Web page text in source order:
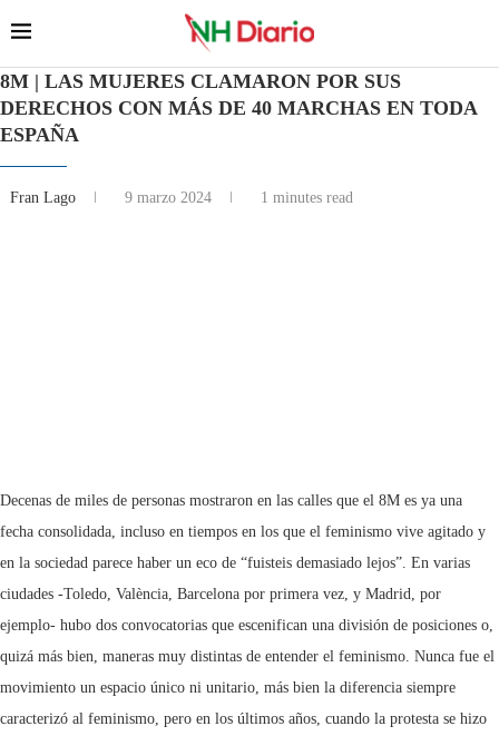
8M | LAS MUJERES CLAMARON POR SUS
DERECHOS CON MÁS DE 40 MARCHAS EN TODA
ESPAÑA
Fran Lago 9 marzo 2024 1 minutes read
Decenas de miles de personas mostraron en las calles que el 8M es ya una
fecha consolidada, incluso en tiempos en los que el feminismo vive agitado y
en la sociedad parece haber un eco de “fuisteis demasiado lejos”. En varias
ciudades -Toledo, València, Barcelona por primera vez, y Madrid, por
ejemplo- hubo dos convocatorias que escenifican una división de posiciones o,
quizá más bien, maneras muy distintas de entender el feminismo. Nunca fue el
movimiento un espacio único ni unitario, más bien la diferencia siempre
caracterizó al feminismo, pero en los últimos años, cuando la protesta se hizo